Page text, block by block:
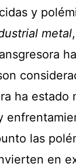
y
metal
ha estado
las
en